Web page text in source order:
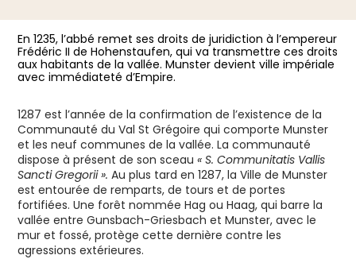
En 1235, l’abbé remet ses droits de juridiction à l’empereur
Frédéric II de Hohenstaufen, qui va transmettre ces droits
aux habitants de la vallée. Munster devient ville impériale
avec immédiateté d’Empire.
1287 est l’année de la confirmation de l’existence de la
Communauté du Val St Grégoire qui comporte Munster
et les neuf communes de la vallée. La communauté
dispose à présent de son sceau « S. Communitatis Vallis
Sancti Gregorii ». Au plus tard en 1287, la Ville de Munster
est entourée de remparts, de tours et de portes
fortifiées. Une forêt nommée Hag ou Haag, qui barre la
vallée entre Gunsbach-Griesbach et Munster, avec le
mur et fossé, protège cette dernière contre les
agressions extérieures.